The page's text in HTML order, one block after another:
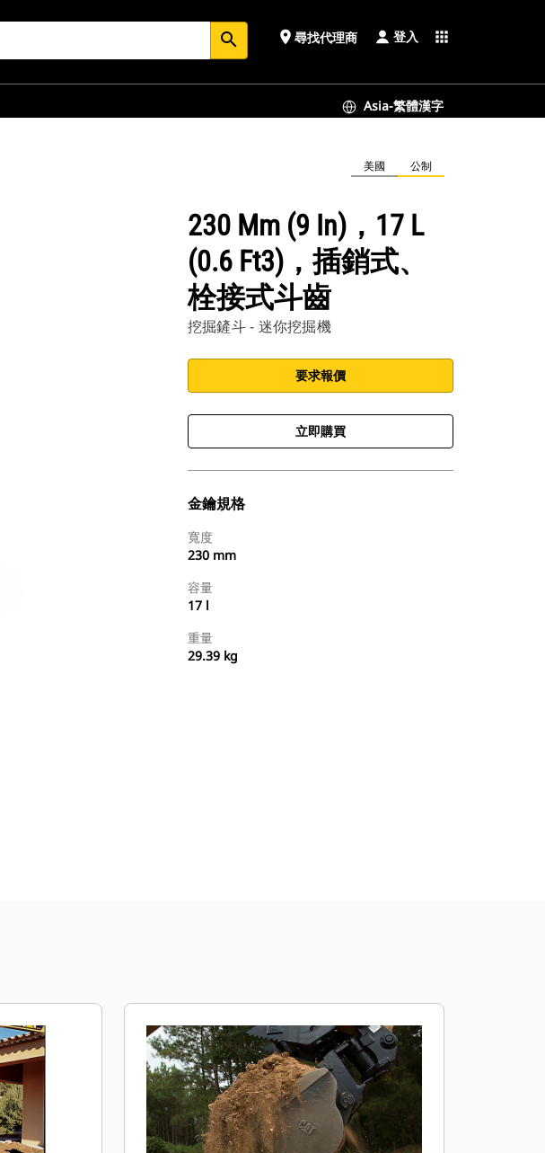
search place 尋找代理商 登入 apps
Asia-繁體漢字
美國 公制
230 Mm (9 In)，17 L
(0.6 Ft3)，插銷式、
栓接式斗齒
挖掘鏟斗 - 迷你挖掘機
要求報價
立即購買
金鑰規格
寬度
230 mm
容量
17 l
重量
29.39 kg